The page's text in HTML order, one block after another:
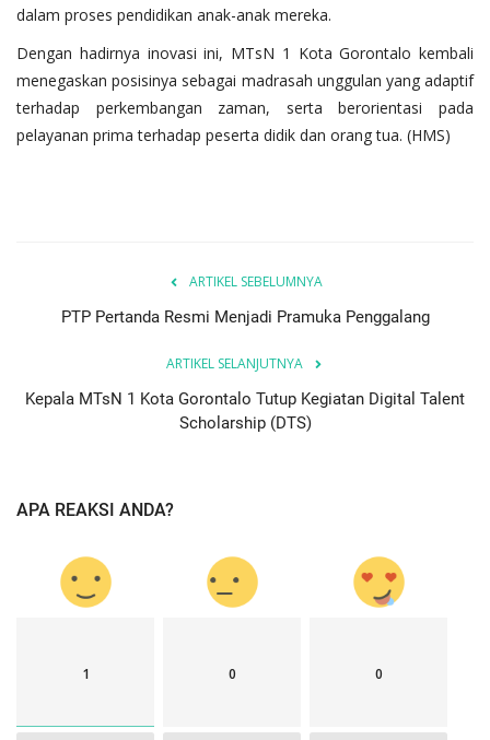
dalam proses pendidikan anak-anak mereka.
Dengan hadirnya inovasi ini, MTsN 1 Kota Gorontalo kembali
menegaskan posisinya sebagai madrasah unggulan yang adaptif
terhadap perkembangan zaman, serta berorientasi pada
pelayanan prima terhadap peserta didik dan orang tua. (HMS)
ARTIKEL SEBELUMNYA
PTP Pertanda Resmi Menjadi Pramuka Penggalang
ARTIKEL SELANJUTNYA
Kepala MTsN 1 Kota Gorontalo Tutup Kegiatan Digital Talent
Scholarship (DTS)
APA REAKSI ANDA?
1 0 0